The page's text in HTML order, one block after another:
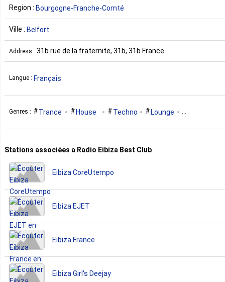
Region : Bourgogne-Franche-Comté
Ville : Belfort
Address : 31b rue de la fraternite, 31b, 31b France
Langue : Français
Genres : Trance House Techno Lounge
Stations associées a Radio Eibiza Best Club
Eibiza CoreUtempo
Eibiza EJET
Eibiza France
Eibiza Girl's Deejay